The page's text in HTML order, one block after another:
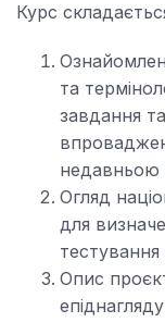
Курс
та
завдання
недавньою
Огляд
для
Опис